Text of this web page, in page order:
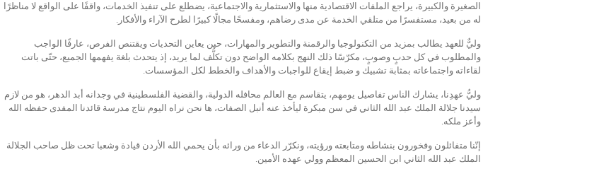
الصغيرة والكبيرة، يراجع الملفات الاقتصادية منها والاستثمارية والاجتماعية، يضطلع على تنفيذ الخدمات، واقفًا على الواقع لا مناظرًا
له من بعيد، مستفسرًا من متلقي الخدمة عن مدى رضاهم، ومفسحًا مجالًا كبيرًا لطرح الآراء والأفكار.
وليٌّ للعهد يطالب بمزيد من التكنولوجيا والرقمنة والتطوير والمهارات، حين يعاين التحديات ويقتنص الفرص، عارفًا الواجب
والمطلوب في كل حدبٍ وصوبٍ، مكرّسًا ذلك النهج بكلامه الواضح دون تكلُّف لما يريد، إذ يتحدث بلغة يفهمها الجميع، حتّى باتت
لقاءاته واجتماعاته بمثابة تشبيك و ضبط إيقاع للواجبات والأهداف والخطط لكل المؤسسات.
وليُّ عهدِنا، يشارك الناس تفاصيل يومهم، يتقاسم مع العالم محافله الدولية، والقضية الفلسطينية في وجدانه أبد الدهر، هو من لازم
سيدنا جلالة الملك عبد الله الثاني في سن مبكرة ليأخذ عنه أنبل الصفات، ها نحن نراه اليوم نتاج مدرسة قائدنا المفدى حفظه الله
وأعز ملكه.
إنّنا متفائلون وفخورون بنشاطه ومتابعته ورؤيته، ونكرّر الدعاء من ورائه بأن يحمي الله الأردن قيادة وشعبا تحت ظل صاحب الجلالة
الملك عبد الله الثاني ابن الحسين المعظم وولي عهده الأمين.